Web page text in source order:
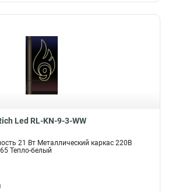
Led RL-KN-9-3-WW
21 Вт Металлический каркас 220В
Тепло-белый